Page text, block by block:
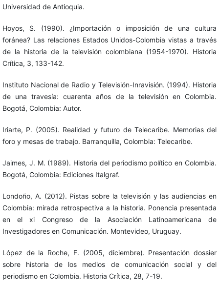
Universidad de Antioquia.
Hoyos, S. (1990). ¿Importación o imposición de una cultura
foránea? Las relaciones Estados Unidos-Colombia vistas a través
de la historia de la televisión colombiana (1954-1970). Historia
Crítica, 3, 133-142.
Instituto Nacional de Radio y Televisión-Inravisión. (1994). Historia
de una travesía: cuarenta años de la televisión en Colombia.
Bogotá, Colombia: Autor.
Iriarte, P. (2005). Realidad y futuro de Telecaribe. Memorias del
foro y mesas de trabajo. Barranquilla, Colombia: Telecaribe.
Jaimes, J. M. (1989). Historia del periodismo político en Colombia.
Bogotá, Colombia: Ediciones Italgraf.
Londoño, A. (2012). Pistas sobre la televisión y las audiencias en
Colombia: mirada retrospectiva a la historia. Ponencia presentada
en el xi Congreso de la Asociación Latinoamericana de
Investigadores en Comunicación. Montevideo, Uruguay.
López de la Roche, F. (2005, diciembre). Presentación dossier
sobre historia de los medios de comunicación social y del
periodismo en Colombia. Historia Crítica, 28, 7-19.